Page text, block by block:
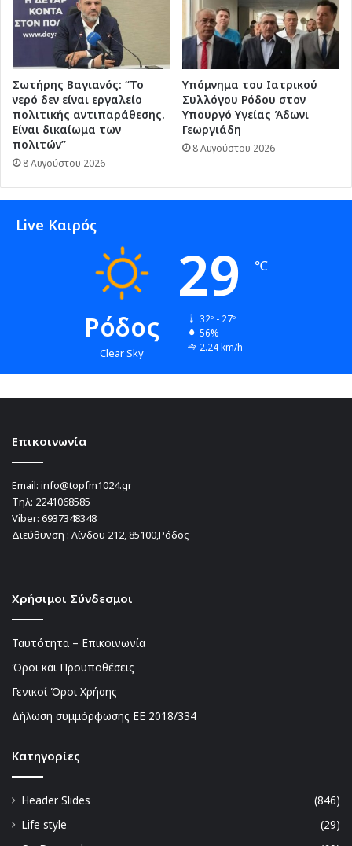
Σωτήρης Βαγιανός: “Το
νερό δεν είναι εργαλείο
πολιτικής αντιπαράθεσης.
Είναι δικαίωμα των
πολιτών”
8 Αυγούστου 2026
Υπόμνημα του Ιατρικού
Συλλόγου Ρόδου στον
Υπουργό Υγείας Άδωνι
Γεωργιάδη
8 Αυγούστου 2026
Live Καιρός
Ρόδος
Clear Sky
29 ℃
32º - 27º
56%
2.24 km/h
Επικοινωνία
Email: info@topfm1024.gr
Τηλ: 2241068585
Viber: 6937348348
Διεύθυνση : Λίνδου 212, 85100,Ρόδος
Χρήσιμοι Σύνδεσμοι
Ταυτότητα – Επικοινωνία
Όροι και Προϋποθέσεις
Γενικοί Όροι Χρήσης
Δήλωση συμμόρφωσης ΕΕ 2018/334
Kατηγορίες
Header Slides
(846)
Life style
(29)